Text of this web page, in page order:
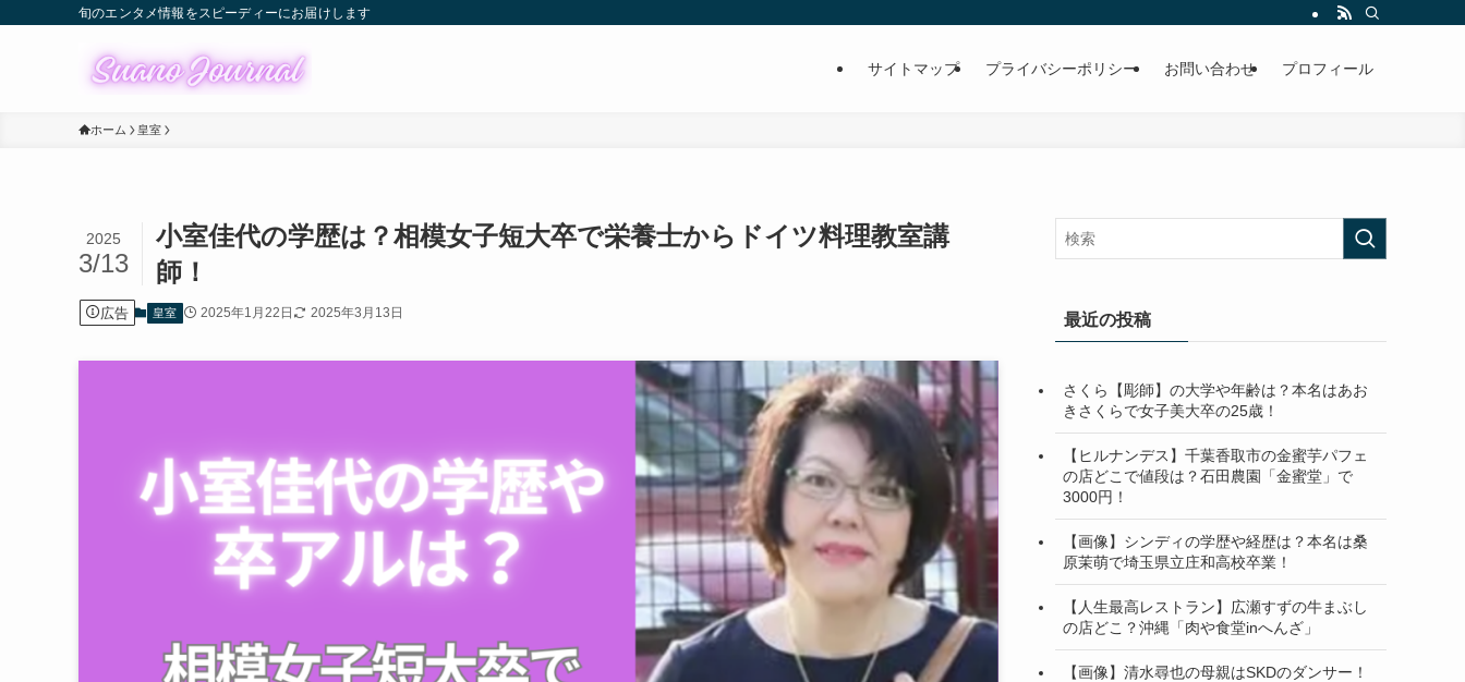
旬のエンタメ情報をスピーディーにお届けします
サイトマップ プライバシーポリシー お問い合わせ プロフィール
ホーム 皇室
小室佳代の学歴は？相模女子短大卒で栄養士からドイツ料理教室講
師！
2025
3/13
広告 皇室 2025年1月22日 2025年3月13日 最近の投稿
さくら【彫師】の大学や年齢は？本名はあお
きさくらで女子美大卒の25歳！
【ヒルナンデス】千葉香取市の金蜜芋パフェ
の店どこで値段は？石田農園「金蜜堂」で
3000円！
【画像】シンディの学歴や経歴は？本名は桑
原茉萌で埼玉県立庄和高校卒業！
【人生最高レストラン】広瀬すずの牛まぶし
の店どこ？沖縄「肉や食堂inへんざ」
【画像】清水尋也の母親はSKDのダンサー！